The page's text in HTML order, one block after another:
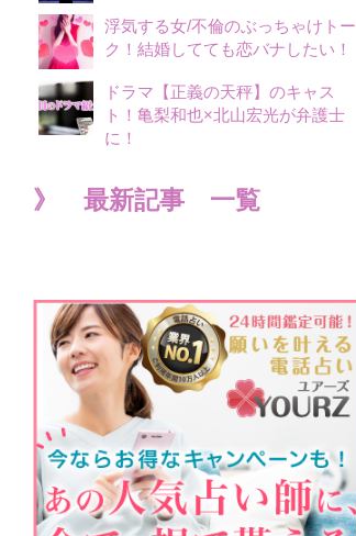
浮気する女/不倫のぶっちゃけトー
ク！結婚してても恋バナしたい！
ドラマ【正義の天秤】のキャス
ト！亀梨和也×北山宏光が弁護士
に！
》 最新記事 一覧